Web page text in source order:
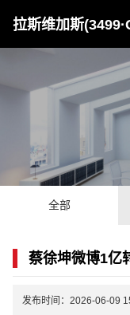
拉斯维加斯
全部
蔡徐坤微博1亿
发布时间：2026-06-09